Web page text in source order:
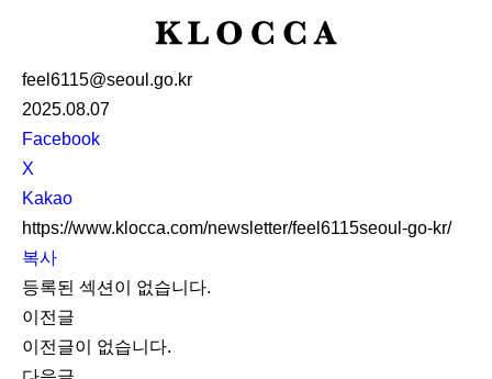
K
O
feel6115@seoul.go.kr
2025.08.07
S
N
S
S
h
a
r
e
Facebook
X
Kakao
https://www.klocca.com/newsletter/feel6115seoul-go-kr/
복사
등록된 섹션이 없습니다.
이전글
이전글이 없습니다.